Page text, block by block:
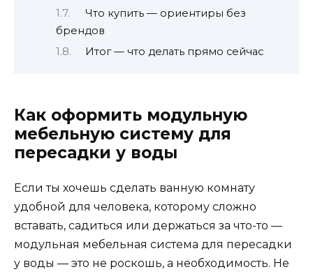
Что купить — ориентиры без
брендов
Итог — что делать прямо сейчас
Как оформить модульную
мебельную систему для
пересадки у воды
Если ты хочешь сделать ванную комнату
удобной для человека, которому сложно
вставать, садиться или держаться за что-то —
модульная мебельная система для пересадки
у воды — это не роскошь, а необходимость. Не